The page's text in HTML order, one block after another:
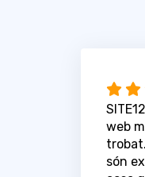
web
són